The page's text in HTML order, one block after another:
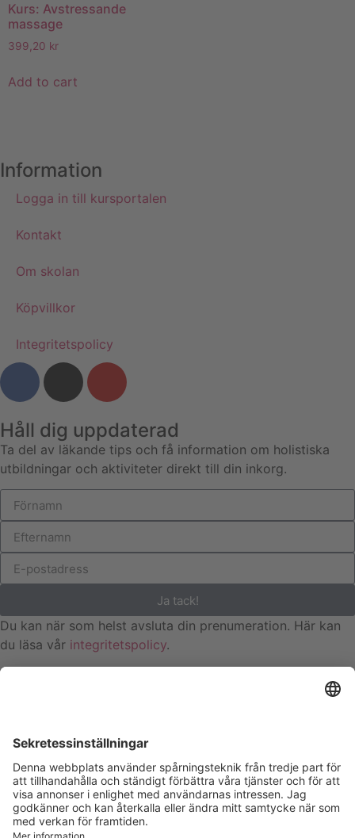
Kurs: Avstressande
massage
399,20 kr
Add to cart
Information
Logga in till kursportalen
Kontakt
Om skolan
Köpvillkor
Integritetspolicy
Håll dig uppdaterad
Ta del av läkande tips och få information om holistiska
utbildningar och aktiviteter direkt till din inkorg.
Ja tack!
Du kan när som helst avsluta din prenumeration. Här kan
du läsa vår integritetspolicy.
Kurser & Utbildningar
Shop